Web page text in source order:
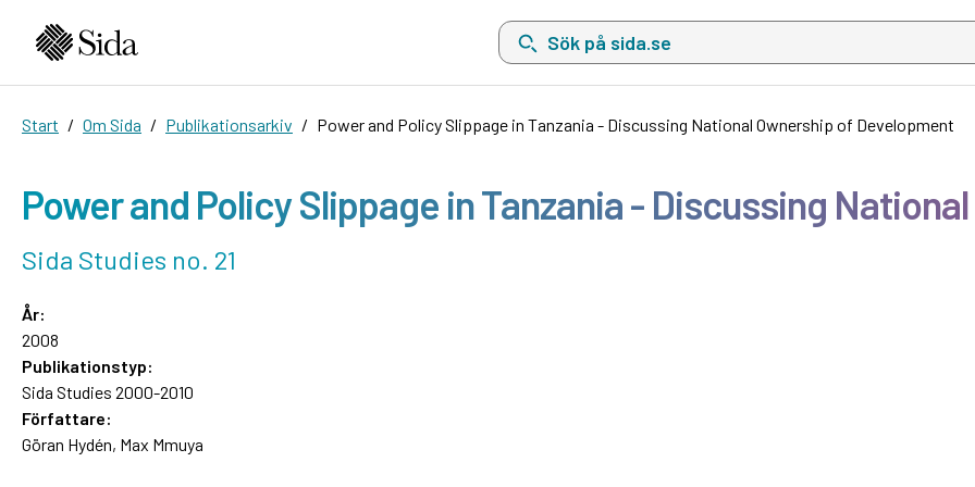
Sök på sida.se, sökförslag kommer att visas i en lista under
Start Om Sida Publikationsarkiv Power and Policy Slippage in Tanzania - Discussing National Ownership of Development
Power and Policy Slippage in Tanzania - Discussing
Sida Studies no. 21
År:
2008
Publikationstyp:
Sida Studies 2000-2010
Författare:
Göran Hydén, Max Mmuya